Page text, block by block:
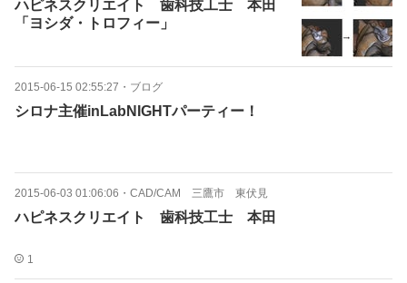
ハピネスクリエイト 歯科技工士 本田
「ヨシダ・トロフィー」
2015-06-15 02:55:27 ・ ブログ
シロナ主催inLabNIGHTパーティー！
2015-06-03 01:06:06 ・ CAD/CAM 三鷹市 東伏見
ハピネスクリエイト 歯科技工士 本田
1